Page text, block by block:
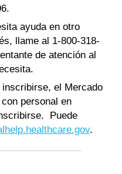
ayuda en otro
llame al 1-800-318-
de atención al
el Mercado
personal en
Puede
.